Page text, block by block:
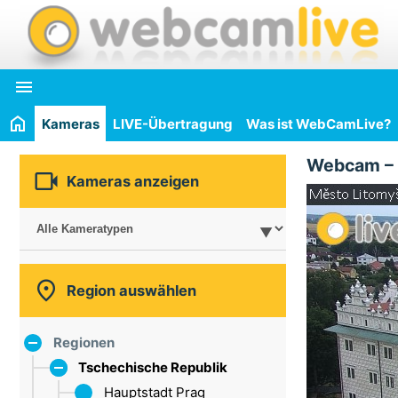

Kameras LIVE-Übertragung Was ist WebCamLive?
 Kameras anzeigen
 Region auswählen
Regionen
Tschechische Republik
Hauptstadt Prag
Webcam –